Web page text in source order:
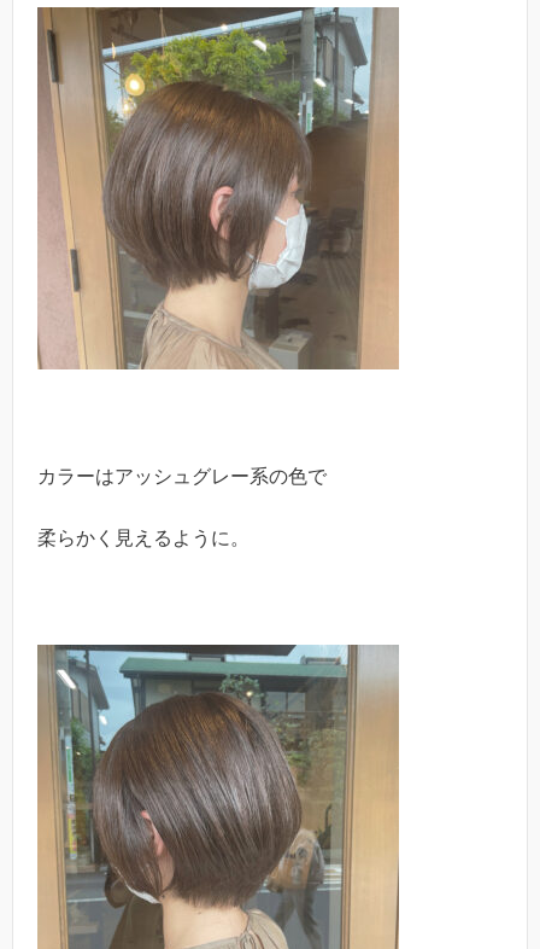
カラーはアッシュグレー系の色で
柔らかく見えるように。